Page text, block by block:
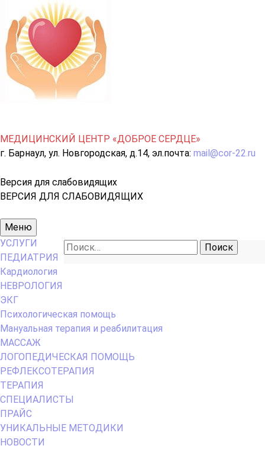
МЕДИЦИНСКИЙ ЦЕНТР «ДОБРОЕ СЕРДЦЕ»
г. Барнаул, ул. Новгородская, д.14, эл.почта: mail@cor-22.ru
Версия для слабовидящих
ВЕРСИЯ ДЛЯ СЛАБОВИДЯЩИХ
Основное
меню
Меню
Найти:
УСЛУГИ
ПЕДИАТРИЯ
Кардиология
НЕВРОЛОГИЯ
ЭКГ
Психологическая помощь
Мануальная терапия и реабилитация
МАССАЖ
ЛОГОПЕДИЧЕСКАЯ ПОМОЩЬ
РЕФЛЕКСОТЕРАПИЯ
ТЕРАПИЯ
СПЕЦИАЛИСТЫ
ПРАЙС
УНИКАЛЬНЫЕ МЕТОДИКИ
НОВОСТИ